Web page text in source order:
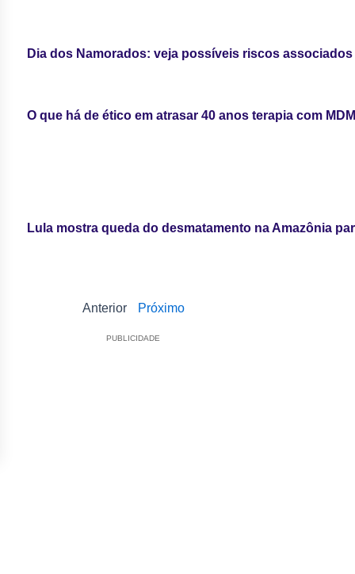
Dia dos Namorados: veja possíveis riscos associados
O que há de ético em atrasar 40 anos terapia com
Lula mostra queda do desmatamento na Amazônia
Anterior Próximo
PUBLICIDADE